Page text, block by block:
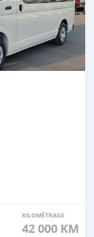
KILOMÉTRAGE
42 000 KM